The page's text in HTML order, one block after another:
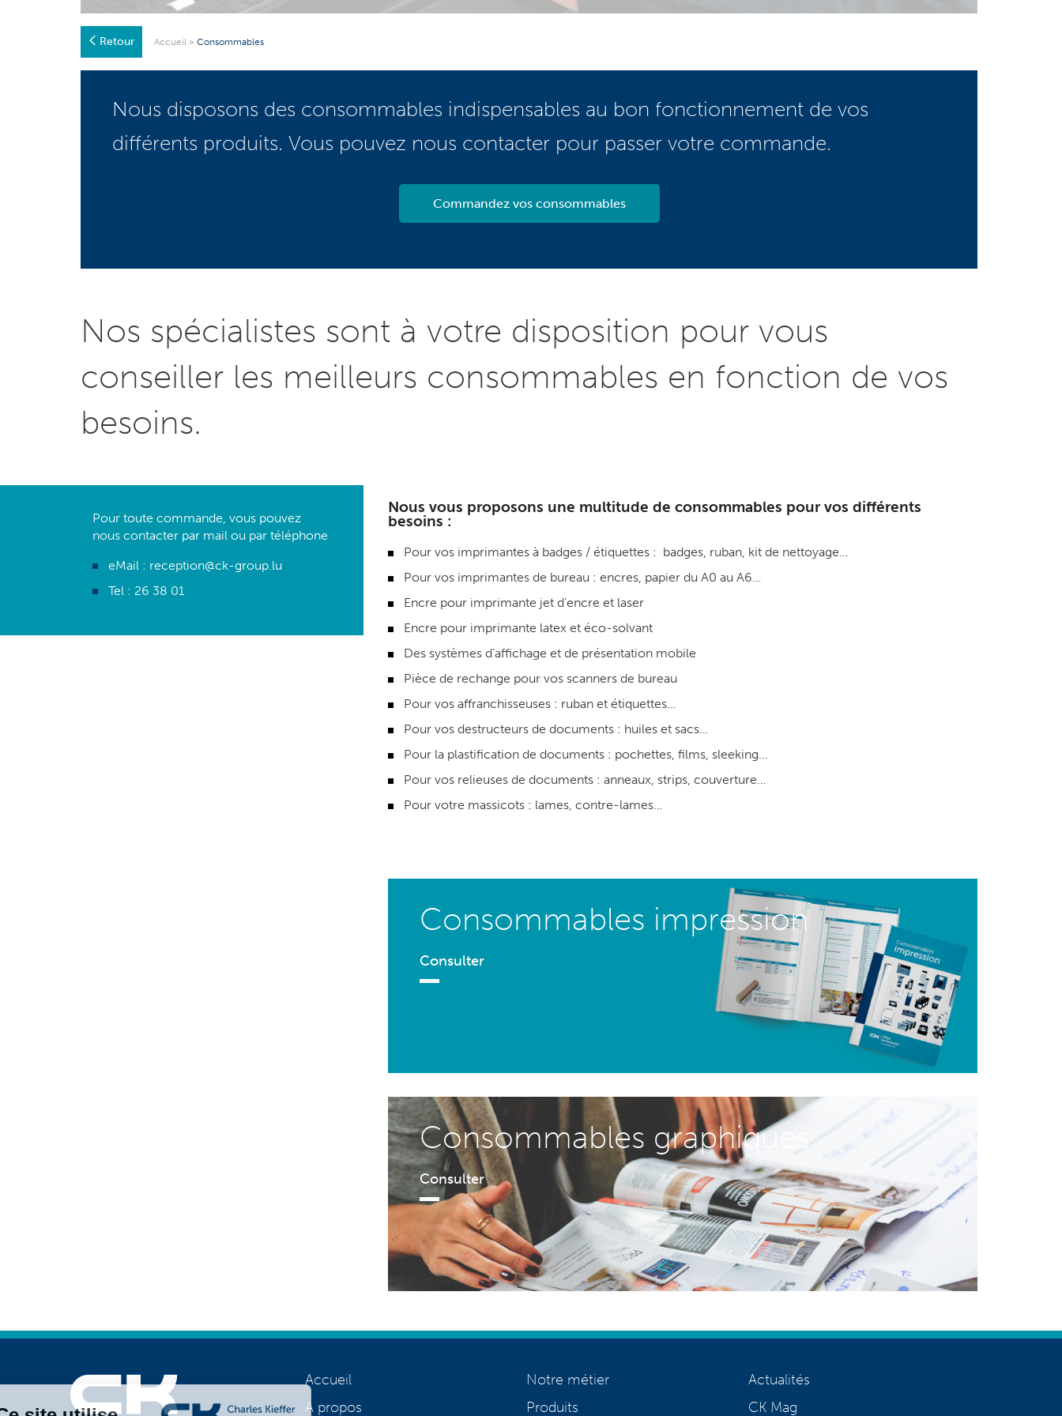
Retour Accueil >Consommables
Nous disposons des consommables indispensables au bon fonctionnement de vos
différents produits. Vous pouvez nous contacter pour passer votre commande.
Commandez vos consommables
Nos spécialistes sont à votre disposition pour vous
conseiller les meilleurs consommables en fonction de vos
besoins.
Pour toute commande, vous pouvez
nous contacter par mail ou par téléphone
eMail : reception@ck-group.lu
Tel : 26 38 01
Nous vous proposons une multitude de consommables pour vos différents
besoins :
Pour vosimprimantes à badges / étiquettes: badges, ruban, kit de nettoyage…
Pour vos imprimantes de bureau : encres, papier du A0 au A6…
Encre pour imprimante jet d’encre et laser
Encre pour imprimante latex et éco-solvant
Des systèmes d’affichage et de présentation mobile
Pièce de rechange pour vos scanners de bureau
Pour vosaffranchisseuses: ruban et étiquettes…
Pour vos destructeurs de documents: huiles et sacs…
Pour la plastification de documents: pochettes, films, sleeking…
Pour vos relieuses de documents: anneaux, strips, couverture…
Pour votre massicots: lames, contre-lames…
Consommables impression
Consulter
Consommables graphiques
Consulter
Accueil
A propos
Notre métier
Produits
Actualités
CK Mag